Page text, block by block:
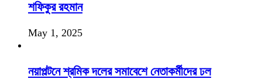
শফিকুর রহমান
May 1, 2025
নয়াপল্টনে শ্রমিক দলের সমাবেশে নেতাকর্মীদের ঢল